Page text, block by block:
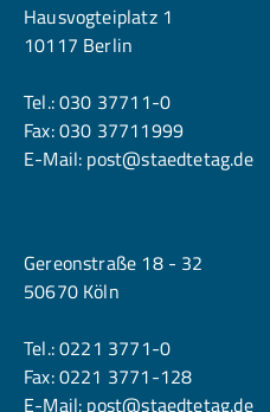
Hausvogteiplatz 1
10117 Berlin
Tel.:030 37711-0
Fax: 030 37711999
E-Mail: post@staedtetag.de
Gereonstraße 18 - 32
50670 Köln
Tel.:0221 3771-0
Fax: 0221 3771-128
E-Mail: post@staedtetag.de